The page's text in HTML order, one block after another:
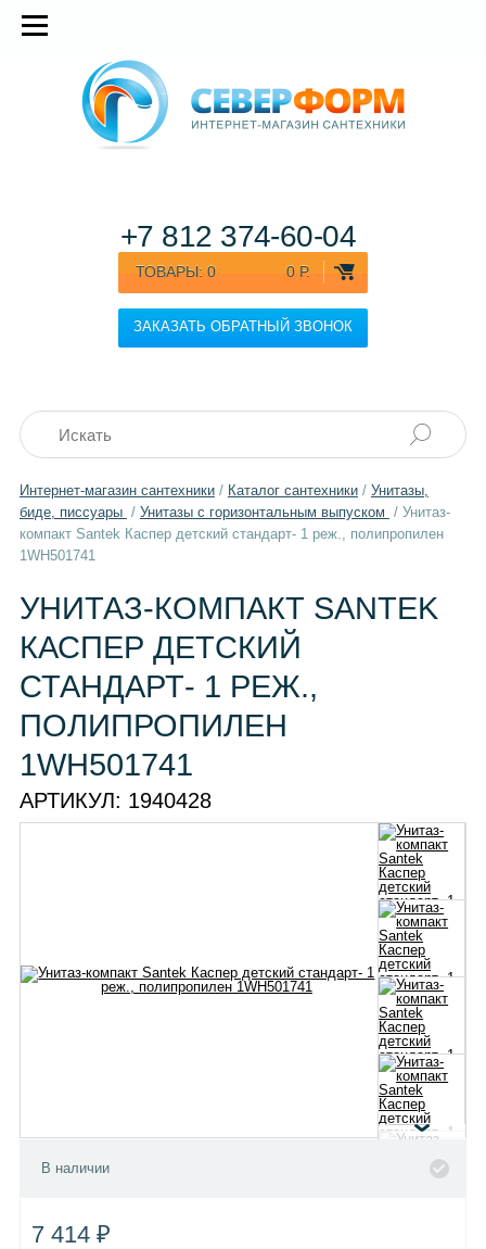
ТОВАРЫ: 0 0 Р.
ЗАКАЗАТЬ ОБРАТНЫЙ ЗВОНОК
+7 812 374-60-04
Интернет-магазин сантехники/ Каталог сантехники/ Унитазы,
биде, писсуары / Унитазы с горизонтальным выпуском / Унитаз-
компакт Santek Каспер детский стандарт- 1 реж., полипропилен
1WH501741
УНИТАЗ-КОМПАКТ SANTEK
КАСПЕР ДЕТСКИЙ
СТАНДАРТ- 1 РЕЖ.,
ПОЛИПРОПИЛЕН
1WH501741
АРТИКУЛ: 1940428
В наличии
7 414 ₽